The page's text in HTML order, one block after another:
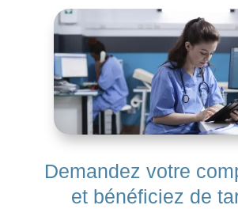
Demandez votre
et bénéficiez de